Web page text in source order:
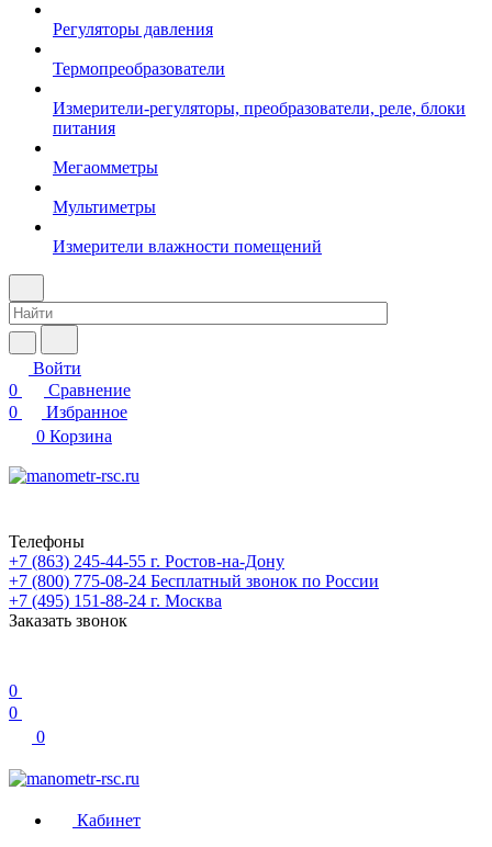
Регуляторы давления
Термопреобразователи
Измерители-регуляторы, преобразователи, реле, блоки
питания
Мегаомметры
Мультиметры
Измерители влажности помещений
Войти
0
Сравнение
0
Избранное
0 Корзина
Телефоны
+7 (863) 245-44-55 г. Ростов-на-Дону
+7 (800) 775-08-24 Бесплатный звонок по России
+7 (495) 151-88-24 г. Москва
Заказать звонок
0
0
0
Кабинет